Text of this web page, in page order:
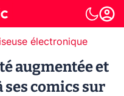
électronique
augmentée et
comics sur